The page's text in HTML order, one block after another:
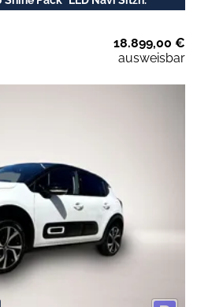
18.899,00 €
ausweisbar